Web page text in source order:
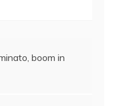
viboom in